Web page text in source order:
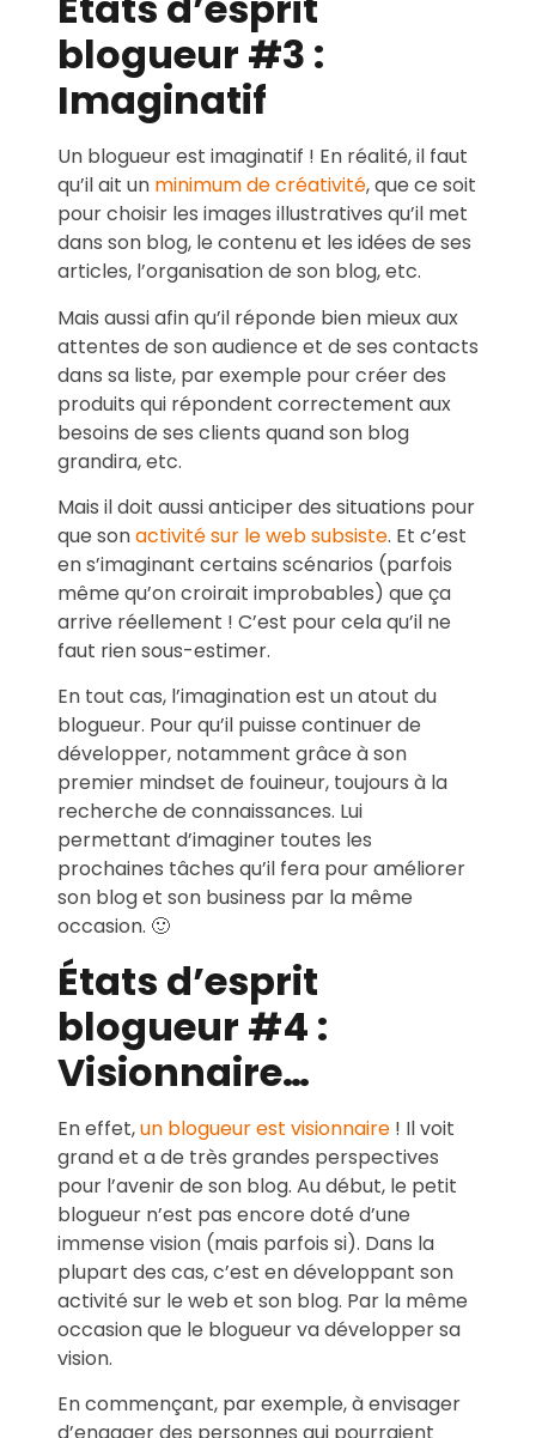
blogueur #3 :
Imaginatif
Un blogueur est imaginatif ! En réalité, il faut
qu’il ait un minimum de créativité, que ce soit
pour choisir les images illustratives qu’il met
dans son blog, le contenu et les idées de ses
articles, l’organisation de son blog, etc.
Mais aussi afin qu’il réponde bien mieux aux
attentes de son audience et de ses contacts
dans sa liste, par exemple pour créer des
produits qui répondent correctement aux
besoins de ses clients quand son blog
grandira, etc.
Mais il doit aussi anticiper des situations pour
que sonactivité sur le web subsiste. Et c’est
en s’imaginant certains scénarios (parfois
même qu’on croirait improbables) que ça
arrive réellement ! C’est pour cela qu’il ne
faut rien sous-estimer.
En tout cas, l’imagination est un atout du
blogueur. Pour qu’il puisse continuer de
développer, notamment grâce à son
premier mindset de fouineur, toujours à la
recherche de connaissances. Lui
permettant d’imaginer toutes les
prochaines tâches qu’il fera pour améliorer
son blog et son business par la même
occasion. 🙂
États d’esprit
blogueur #4 :
Visionnaire…
En effet,un blogueur est visionnaire ! Il voit
grand et a de très grandes perspectives
pour l’avenir de son blog. Au début, le petit
blogueur n’est pas encore doté d’une
immense vision (mais parfois si). Dans la
plupart des cas, c’est en développant son
activité sur le web et son blog. Par la même
occasion que le blogueur va développer sa
vision.
En commençant, par exemple, à envisager